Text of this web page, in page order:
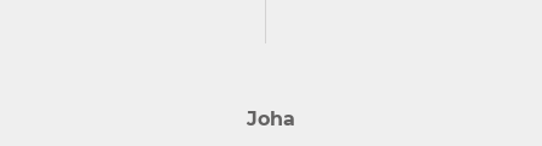
Joha